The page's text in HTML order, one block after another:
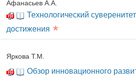
Афанасьев А.А.
Технологический
достижения *
Яркова Т.М.
Обзор инновационного